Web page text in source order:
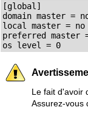
[global]
domain master =
local master = no
preferred master
os level = 0
Le fait d'avoir
Assurez-vous